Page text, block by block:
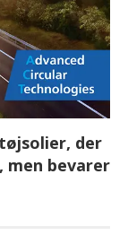
der
men bevarer